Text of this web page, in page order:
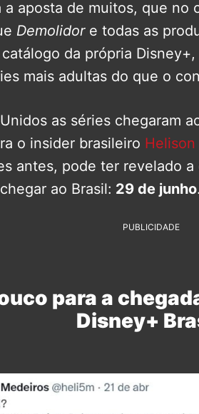
a aposta de muitos, que no
Demolidore todas as
da própria
mais adultas do que o
as séries chegaram
o insider brasileiro
antes, pode ter revelado
ao Brasil: 29 de junho.
PUBLICIDADE
para a
Disney+